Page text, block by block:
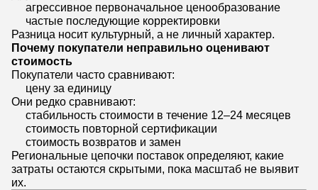
агрессивное первоначальное ценообразование
частые последующие корректировки
Разница носит культурный, а не личный характер.
Почему покупатели неправильно оценивают
стоимость
Покупатели часто сравнивают:
цену за единицу
Они редко сравнивают:
стабильность стоимости в течение 12–24 месяцев
стоимость повторной сертификации
стоимость возвратов и замен
Региональные цепочки поставок определяют, какие
затраты остаются скрытыми, пока масштаб не выявит
их.